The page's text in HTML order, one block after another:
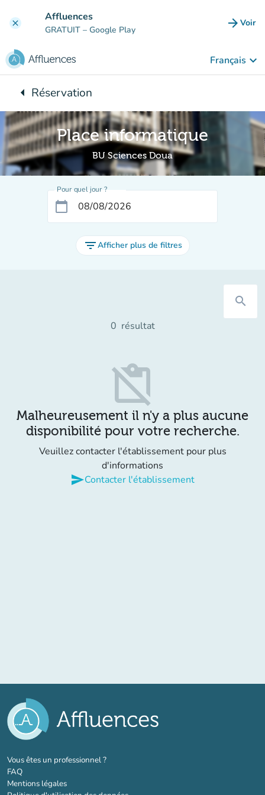
clear Affluences
GRATUIT – Google Play arrow_forward Voir
Français keyboard_arrow_down
arrow_leftRetour à :
Réservation
Place informatique
BU Sciences Doua
Pour quel jour ?
calendar_today
filter_listAfficher plus de filtres
search
0 résultat
content_paste_off
Malheureusement il n'y a plus aucune
disponibilité pour votre recherche.
Veuillez contacter l'établissement pour plus
d'informations
sendContacter l'établissement
Vous êtes un professionnel ?(nouvel onglet)
FAQ
Mentions légales